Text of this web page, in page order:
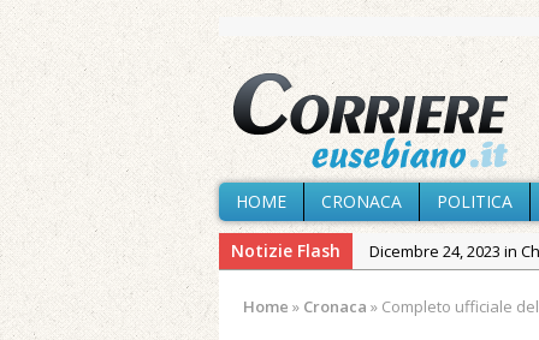
HOME CRONACA POLITICA
Notizie Flash Dicembre 24, 2023 in
Agosto 7, 2026 in
Home » Cronaca » Completo ufficiale